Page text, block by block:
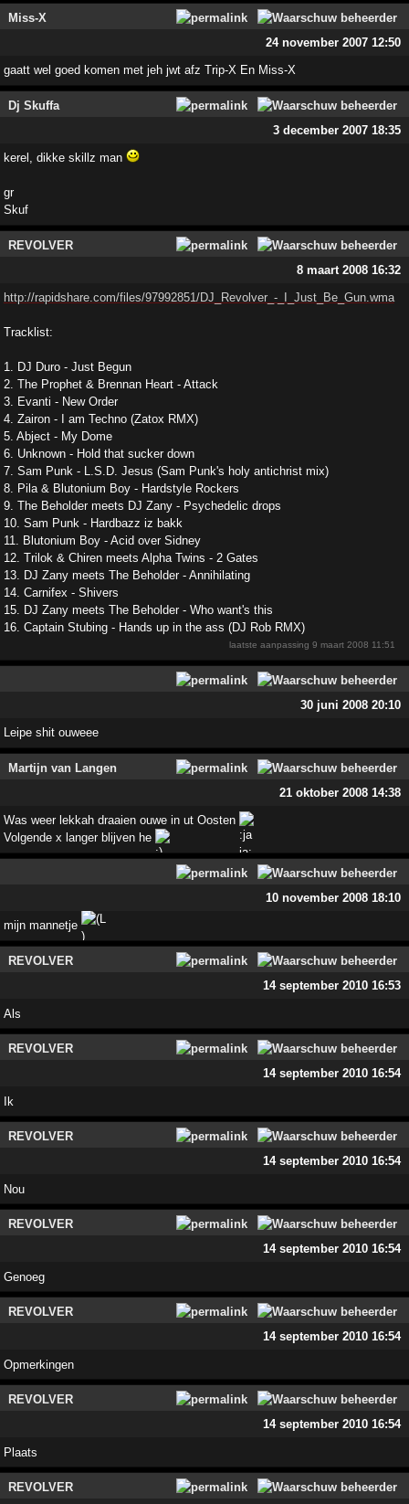
Miss-X
24 november 2007 12:50
gaatt wel goed komen met jeh jwt afz Trip-X En Miss-X
Dj Skuffa
3 december 2007 18:35
kerel, dikke skillz man
gr
Skuf
REVOLVER
8 maart 2008 16:32
http://rapidshare.com/files/97992851/DJ_Revolver_-_I_Just_Be_Gun.wma
Tracklist:
1. DJ Duro - Just Begun
2. The Prophet & Brennan Heart - Attack
3. Evanti - New Order
4. Zairon - I am Techno (Zatox RMX)
5. Abject - My Dome
6. Unknown - Hold that sucker down
7. Sam Punk - L.S.D. Jesus (Sam Punk's holy antichrist mix)
8. Pila & Blutonium Boy - Hardstyle Rockers
9. The Beholder meets DJ Zany - Psychedelic drops
10. Sam Punk - Hardbazz iz bakk
11. Blutonium Boy - Acid over Sidney
12. Trilok & Chiren meets Alpha Twins - 2 Gates
13. DJ Zany meets The Beholder - Annihilating
14. Carnifex - Shivers
15. DJ Zany meets The Beholder - Who want's this
16. Captain Stubing - Hands up in the ass (DJ Rob RMX)
laatste aanpassing9 maart 2008 11:51
30 juni 2008 20:10
Leipe shit ouweee
Martijn van Langen
21 oktober 2008 14:38
Was weer lekkah draaien ouwe in ut Oosten
Volgende x langer blijven he
10 november 2008 18:10
mijn mannetje
REVOLVER
14 september 2010 16:53
Als
REVOLVER
14 september 2010 16:54
Ik
REVOLVER
14 september 2010 16:54
Nou
REVOLVER
14 september 2010 16:54
Genoeg
REVOLVER
14 september 2010 16:54
Opmerkingen
REVOLVER
14 september 2010 16:54
Plaats
REVOLVER